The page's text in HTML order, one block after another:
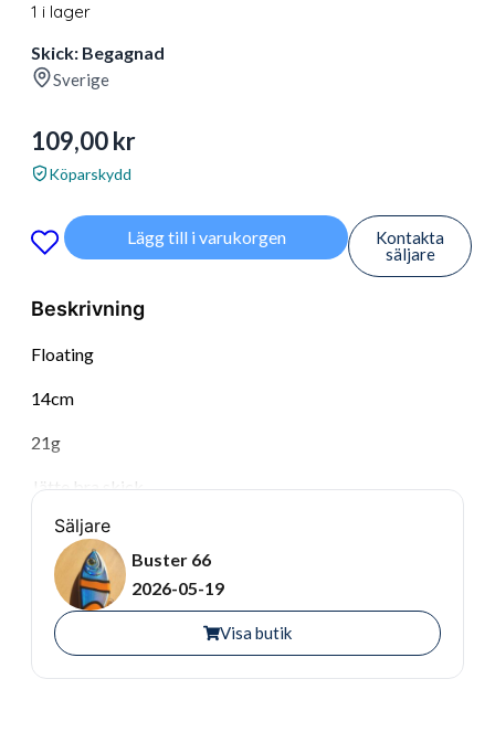
1 i lager
Skick: Begagnad
Sverige
109,00kr
Köparskydd
Lägg till i varukorgen
Kontakta
säljare
Beskrivning
Floating
14cm
21g
Jätte bra skick
Säljare
Buster 66
2026-05-19
Visa butik